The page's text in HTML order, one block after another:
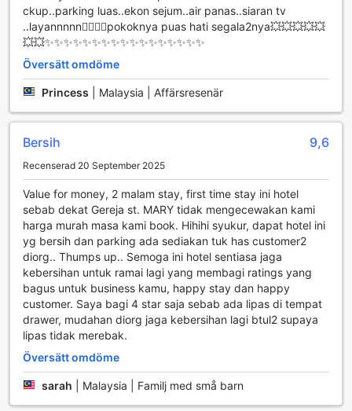
Oavsett om du planerar att besöka lokala sevärdheter eller
bara vill njuta av en avkopplande tid på hotellet, ger dessa
transportfaciliteter dig friheten att röra dig fritt och
upptäcka allt som Sandakan har att erbjuda.
Rumfaciliteter på Sanbay Hotel
Sanbay Hotel erbjuder en bekväm och avkopplande
atmosfär med moderna rum som är utrustade för att möta
alla dina behov. Varje rum har luftkonditionering för att
säkerställa en behaglig temperatur oavsett väder utanför.
Du kan njuta av din favoritprogram på den platta TV:n med
satellit- och kabelkanaler, vilket gör varje kväll till en
underhållande upplevelse. För att hålla dig uppdaterad
under din vistelse, erbjuds dagliga tidningar som levereras
direkt till ditt rum.
För dem som uppskattar bekvämlighet finns det även en
kaffemaskin och en te-kran, perfekt för att njuta av en
varm dryck när som helst. Rummen är utrustade med ett
kylskåp för att förvara dina drycker och snacks, samt
gratis flaskvatten för att hålla dig hydratiserad. Du hittar
även en hårtork och ett urval av toalettartiklar för att göra
din vistelse ännu mer bekväm. Mörkläggningsgardiner och
mjuka handdukar bidrar till en lugn och avkopplande
atmosfär, vilket gör Sanbay Hotel till det perfekta valet för
både affärsresenärer och turister.
ckup..parking luas..ekon sejum..air panas..siaran tv
..layannnnn👍🏻👍🏻pokoknya puas hati segala2nya💥💥💥💥💥
💥💥✨️✨️✨️✨️✨️✨️✨️✨️✨️✨️✨️✨️✨️✨️✨️✨️✨️
Översätt omdöme
Princess Malaysia | Affärsresenär
Bersih 9,6
Recenserad 20 September 2025
Value for money, 2 malam stay, first time stay ini hotel
sebab dekat Gereja st. MARY tidak mengecewakan kami
harga murah masa kami book. Hihihi syukur, dapat hotel ini
yg bersih dan parking ada sediakan tuk has customer2
diorg.. Thumps up.. Semoga ini hotel sentiasa jaga
kebersihan untuk ramai lagi yang membagi ratings yang
bagus untuk business kamu, happy stay dan happy
customer. Saya bagi 4 star saja sebab ada lipas di tempat
drawer, mudahan diorg jaga kebersihan lagi btul2 supaya
lipas tidak merebak.
Översätt omdöme
sarah Malaysia | Familj med små barn